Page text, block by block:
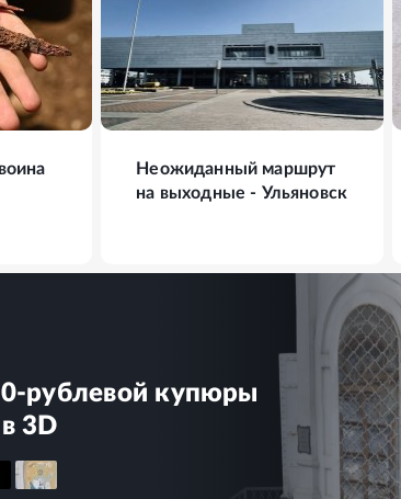
50ФОТО
Неожиданный маршрут
на выходные - Ульяновск
рублевой купюры
3D